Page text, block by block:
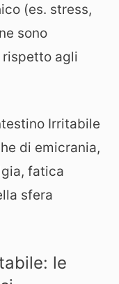
(es. stress,
sono
agli
Irritabile
di emicrania,
fatica
sfera
le